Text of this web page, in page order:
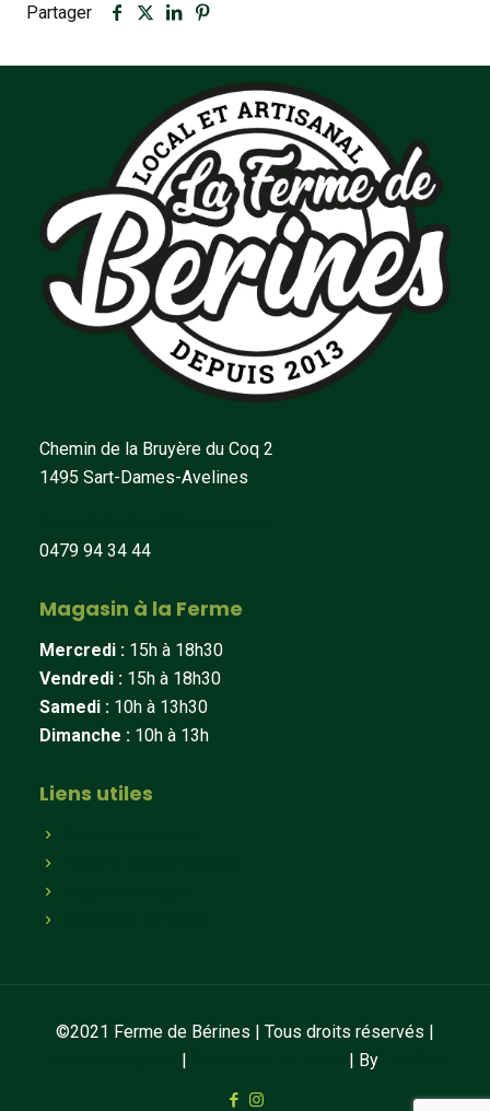
Partager
Chemin de la Bruyère du Coq 2
1495 Sart-Dames-Avelines
0479 94 34 44
Magasin à la Ferme
Mercredi : 15h à 18h30
Vendredi : 15h à 18h30
Samedi : 10h à 13h30
Dimanche : 10h à 13h
Liens utiles
©2021 Ferme de Bérines | Tous droits réservés |
| | By